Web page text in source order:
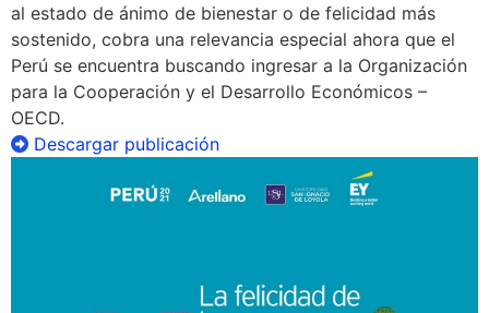
al estado de ánimo de bienestar o de felicidad más
sostenido, cobra una relevancia especial ahora que el
Perú se encuentra buscando ingresar a la Organización
para la Cooperación y el Desarrollo Económicos –
OECD.
Descargar publicación